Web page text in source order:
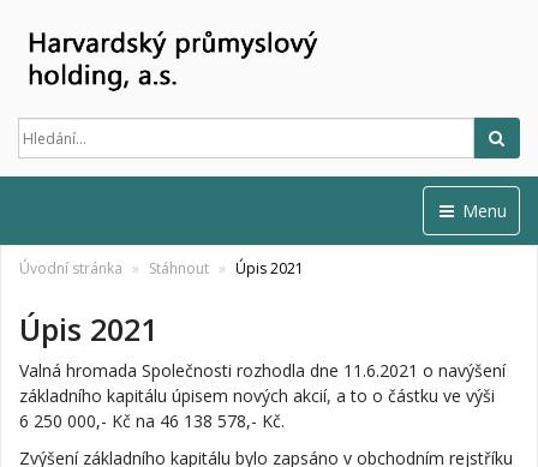
Menu
Úvodní stránka Stáhnout Úpis 2021
Úpis 2021
Valná hromada Společnosti rozhodla dne 11.6.2021 o navýšení
základního kapitálu úpisem nových akcií, a to o částku ve výši
6 250 000,- Kč na 46 138 578,- Kč.
Zvýšení základního kapitálu bylo zapsáno v obchodním rejstříku